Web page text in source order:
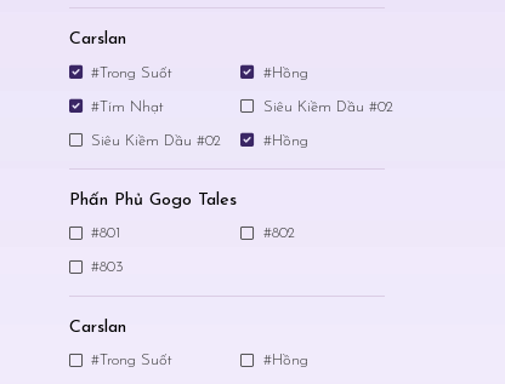
Carslan
#Trong Suốt #Hồng
#Tím Nhạt Siêu Kiềm Dầu #02
Siêu Kiềm Dầu #02 #Hồng
Phấn Phủ Gogo Tales
#801 #802
#803
Carslan
#Trong Suốt #Hồng